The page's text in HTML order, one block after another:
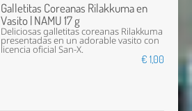
Galletitas Coreanas Rilakkuma en
Vasito | NAMU 17 g
Deliciosas galletitas coreanas Rilakkuma
presentadas en un adorable vasito con
licencia oficial San-X.
€ 1,00